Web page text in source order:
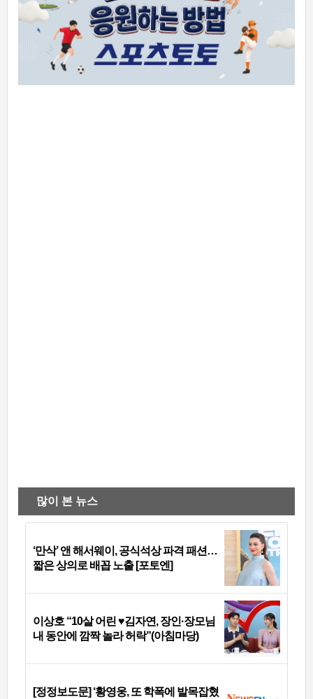
많이 본 뉴스
‘만삭’ 앤 해서웨이, 공식석상 파격 패션…
짧은 상의로 배꼽 노출 [포토엔]
이상호 “10살 어린 ♥김자연, 장인·장모님
내 동안에 깜짝 놀라 허락”(아침마당)
[정정보도문] ‘황영웅, 또 학폭에 발목잡혔